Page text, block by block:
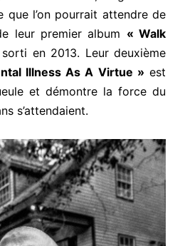
que l’on pourrait attendre de
leur premier album « Walk
en 2013. Leur deuxième
Illness As A Virtue » est
et démontre la force du
s’attendaient.